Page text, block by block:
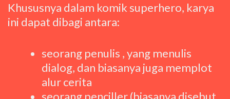
Khususnya dalam komik superhero, karya
ini dapat dibagi antara:
seorang penulis , yang menulis
dialog, dan biasanya juga memplot
alur cerita